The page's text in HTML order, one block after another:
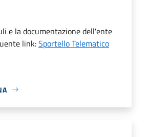
e la documentazione dell'ente
link:Sportello Telematico